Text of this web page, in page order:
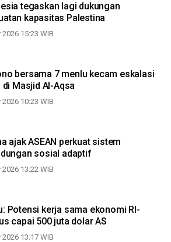
tegaskan lagi dukungan
kapasitas Palestina
2026 15:23 WIB
bersama 7 menlu kecam eskalasi
di Masjid Al-Aqsa
2026 10:23 WIB
ajak ASEAN perkuat sistem
sosial adaptif
2026 13:22 WIB
Potensi kerja sama ekonomi RI-
capai 500 juta dolar AS
2026 13:17 WIB